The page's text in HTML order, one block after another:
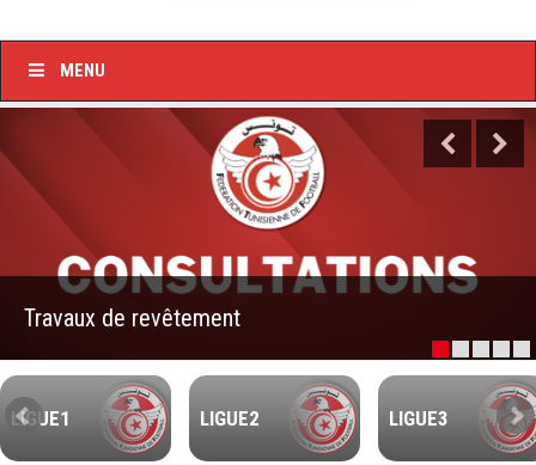
Ligue I – 2019/2020
Feuilles de match 2018/2019
Feuille de match 2017/2018
–Ligue I–
–Ligue II–
Feuille de match 2016/2017
-Ligue I-
-Ligue II-
MENU
Travaux de revêtement
LIGUE1 LIGUE2 LIGUE3